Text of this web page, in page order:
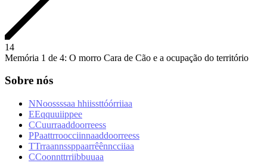
14
Memória 1 de 4: O morro Cara de Cão e a ocupação do território
Sobre nós
NNoossssaa hhiissttóórriiaa
EEqquuiippee
CCuurraaddoorreess
PPaattrroocciinnaaddoorreess
TTrraannssppaarrêênncciiaa
CCoonnttrriibbuuaa